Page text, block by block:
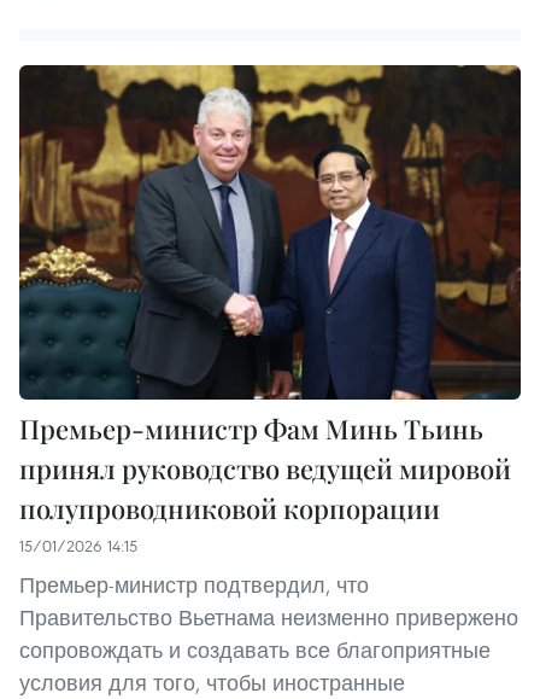
Премьер-министр Фам Минь Тьинь
принял руководство ведущей мировой
полупроводниковой корпорации
15/01/2026 14:15
Премьер-министр подтвердил, что
Правительство Вьетнама неизменно привержено
сопровождать и создавать все благоприятные
условия для того, чтобы иностранные